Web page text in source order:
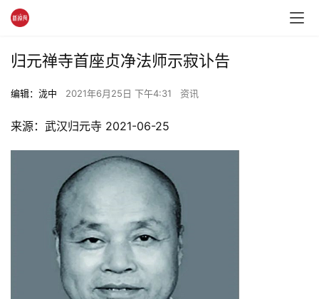
归元禅寺首座贞净法师示寂讣告
编辑：泷中 2021年6月25日 下午4:31 资讯
来源：武汉归元寺 2021-06-25